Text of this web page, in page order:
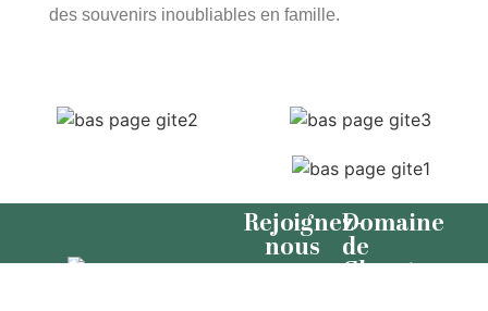
des souvenirs inoubliables en famille.
Rejoignez-
nous
Domaine
de
Clarat